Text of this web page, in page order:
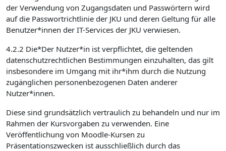
der Verwendung von Zugangsdaten und Passwörtern wird
auf die Passwortrichtlinie der JKU und deren Geltung für alle
Benutzer*innen der IT-Services der JKU verwiesen.
4.2.2 Die*Der Nutzer*in ist verpflichtet, die geltenden
datenschutzrechtlichen Bestimmungen einzuhalten, das gilt
insbesondere im Umgang mit ihr*ihm durch die Nutzung
zugänglichen personenbezogenen Daten anderer
Nutzer*innen.
Diese sind grundsätzlich vertraulich zu behandeln und nur im
Rahmen der Kursvorgaben zu verwenden. Eine
Veröffentlichung von Moodle-Kursen zu
Präsentationszwecken ist ausschließlich durch das